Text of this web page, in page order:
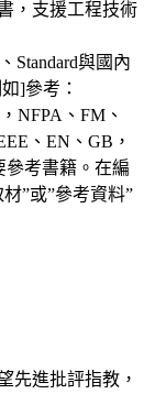
，支援工程技術
Standard與國內
]參考：
NFPA、FM、
、EN、GB，
考書籍。在編
”或”參考資料”
先進批評指教，